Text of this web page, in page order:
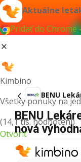
Aktuálne
Pridať do Chrome
Kimbino
Všetky ponuky na
(14,1 tis. hodnotení)
Otvoriť
BENU
BENU
nová